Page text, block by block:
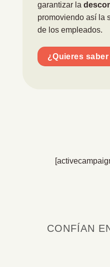
garantizar la
promoviendo así la
de los empleados.
¿Quieres saber
CONFÍAN